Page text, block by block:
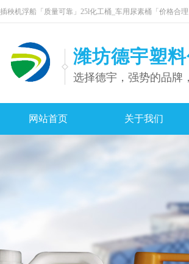
插秧机浮船「质量可靠」25l化工桶_车用尿素桶「价格合理
潍坊德宇塑
选择德宇，强势的品牌
网站首页 关于我们